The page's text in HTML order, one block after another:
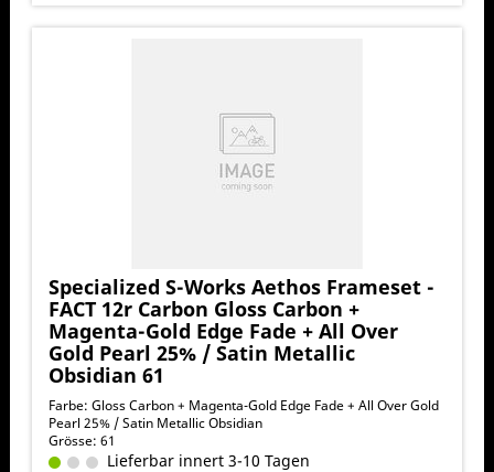
Specialized S-Works Aethos Frameset -
FACT 12r Carbon Gloss Carbon +
Magenta-Gold Edge Fade + All Over
Gold Pearl 25% / Satin Metallic
Obsidian 61
Farbe: Gloss Carbon + Magenta-Gold Edge Fade + All Over Gold
Pearl 25% / Satin Metallic Obsidian
Grösse: 61
Lieferbar innert 3-10 Tagen